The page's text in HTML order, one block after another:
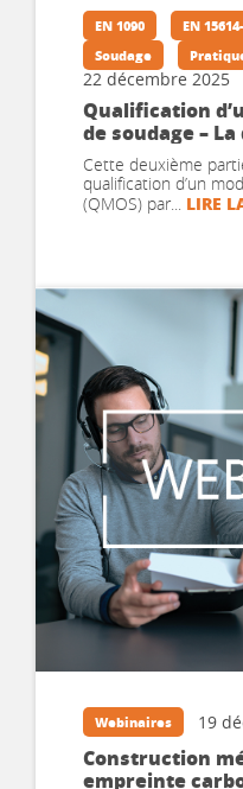
EN 1090 EN
Soudage
22 décembre 2025
Qualification
de soudage –
épreuve de
Cette deuxième
qualification d’un
(QMOS) par... LIRE
Webinaires 19
Construction
empreinte